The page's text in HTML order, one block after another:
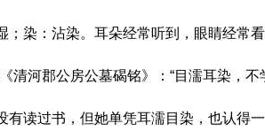
；染：沾染。耳朵经常听到，眼睛经常
清河郡公房公墓碣铭》：“目濡耳染，不
有读过书，但她单凭耳濡目染，也认得